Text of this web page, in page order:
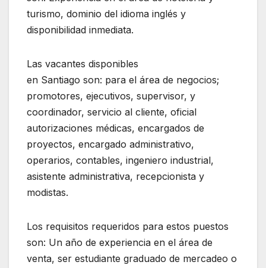
turismo, dominio del idioma inglés y
disponibilidad inmediata.
Las vacantes disponibles
en Santiago son: para el área de negocios;
promotores, ejecutivos, supervisor, y
coordinador, servicio al cliente, oficial
autorizaciones médicas, encargados de
proyectos, encargado administrativo,
operarios, contables, ingeniero industrial,
asistente administrativa, recepcionista y
modistas.
Los requisitos requeridos para estos puestos
son: Un año de experiencia en el área de
venta, ser estudiante graduado de mercadeo o